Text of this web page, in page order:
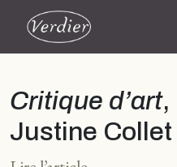
Critique d’art,
Justine Collet